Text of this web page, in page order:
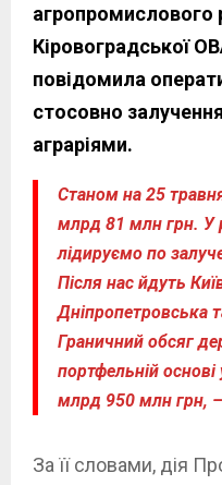
агропромислового
Кіровоградської
повідомила
стосовно
аграріями.
Станом на 25
млрд 81 млн грн. У
лідируємо по
Після нас йдуть
Дніпропетровська
Граничний обсяг
портфельній
млрд 950 млн грн,
За її словами, дія